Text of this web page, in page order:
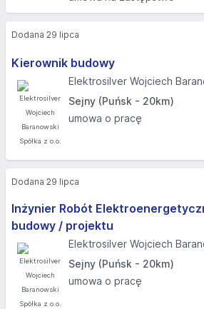
Kierownik budowy
Elektrosilver Wojciech
Sejny (Puńsk - 20km)
umowa o pracę
Dodana 29 lipca
Inżynier Robót
budowy / projektu
Elektrosilver Wojciech
Sejny (Puńsk - 20km)
umowa o pracę
Dodana 29 lipca